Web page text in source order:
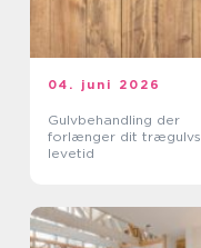
04. juni 2026
Gulvbehandling der
forlænger dit trægulvs
levetid